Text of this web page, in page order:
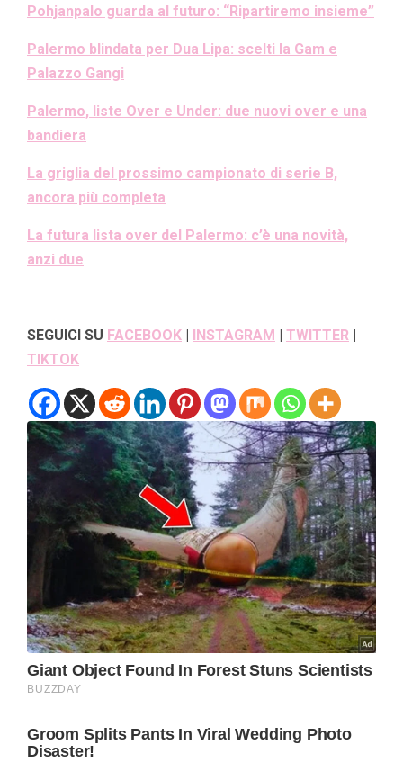
Pohjanpalo guarda al futuro: “Ripartiremo insieme”
Palermo blindata per Dua Lipa: scelti la Gam e
Palazzo Gangi
Palermo, liste Over e Under: due nuovi over e una
bandiera
La griglia del prossimo campionato di serie B,
ancora più completa
La futura lista over del Palermo: c’è una novità,
anzi due
SEGUICI SU FACEBOOK | INSTAGRAM | TWITTER |
TIKTOK